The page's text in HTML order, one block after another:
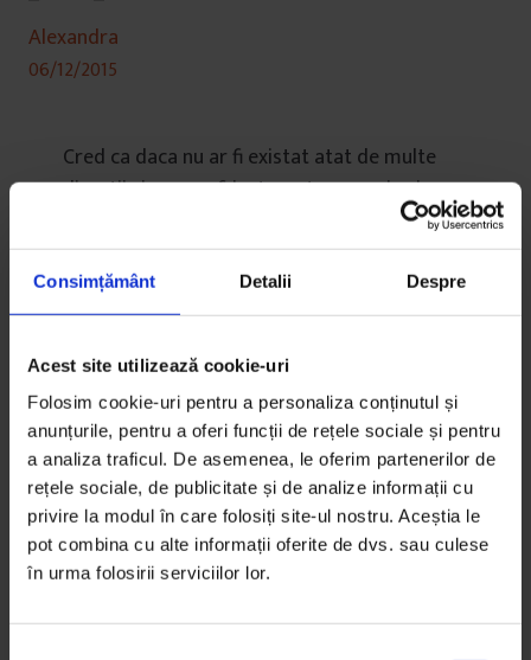
Consimțământ Detalii Despre
Acest site utilizează cookie-uri
Folosim cookie-uri pentru a personaliza conținutul și
anunțurile, pentru a oferi funcții de rețele sociale și pentru
a analiza traficul. De asemenea, le oferim partenerilor de
rețele sociale, de publicitate și de analize informații cu
privire la modul în care folosiți site-ul nostru. Aceștia le
pot combina cu alte informații oferite de dvs. sau culese
în urma folosirii serviciilor lor.
Alexandra
06/12/2015
Cred ca daca nu ar fi existat atat de multe
discutii si nu s-ar fi instaurat asa panica in
populatie, nu ai fi avut aceasta teama nici tu.
Ce-i drept, e oarecum normal sa fii precaut si
sa-ti fie frica, poate fi viata ta pusa in joc. Dar
nu stiu care ar fi sansele ca dintr-un grup de
teroristi(cei de la Paris), tu sa fii tinta lor,
chiar daca poate nu sunt asa de putini si sunt
mult mai raspanditi decat ne asteptam.